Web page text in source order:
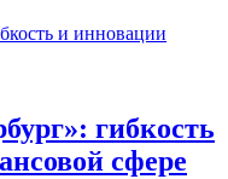
гибкость
сфере